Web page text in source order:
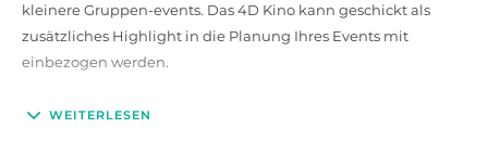
kleinere Gruppen-events. Das 4D Kino kann geschickt als
zusätzliches Highlight in die Planung Ihres Events mit
einbezogen werden.
WEITERLESEN